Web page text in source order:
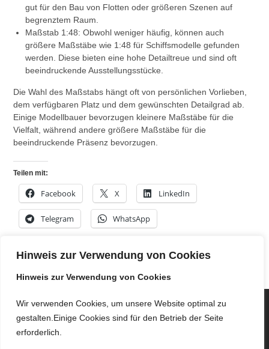
Hinweis zur Verwendung von Cookies
Hinweis zur Verwendung von Cookies
Wir verwenden Cookies, um unsere Website optimal zu
gestalten.Einige Cookies sind für den Betrieb der Seite
erforderlich.
gut für den Bau von Flotten oder größeren Szenen auf
begrenztem Raum.
Maßstab 1:48: Obwohl weniger häufig, können auch
größere Maßstäbe wie 1:48 für Schiffsmodelle gefunden
werden. Diese bieten eine hohe Detailtreue und sind oft
beeindruckende Ausstellungsstücke.
Die Wahl des Maßstabs hängt oft von persönlichen Vorlieben,
dem verfügbaren Platz und dem gewünschten Detailgrad ab.
Einige Modellbauer bevorzugen kleinere Maßstäbe für die
Vielfalt, während andere größere Maßstäbe für die
beeindruckende Präsenz bevorzugen.
Teilen mit:
Facebook X LinkedIn
Telegram WhatsApp